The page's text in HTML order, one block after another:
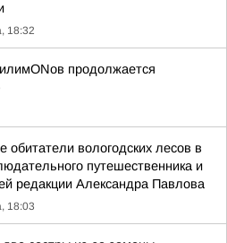
18:32
продолжается
обитатели вологодских лесов в
путешественника и
редакции Александра Павлова
18:03